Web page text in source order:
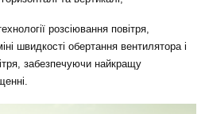
розсіювання повітря,
швидкості обертання вентилятора і
забезпечуючи найкращу